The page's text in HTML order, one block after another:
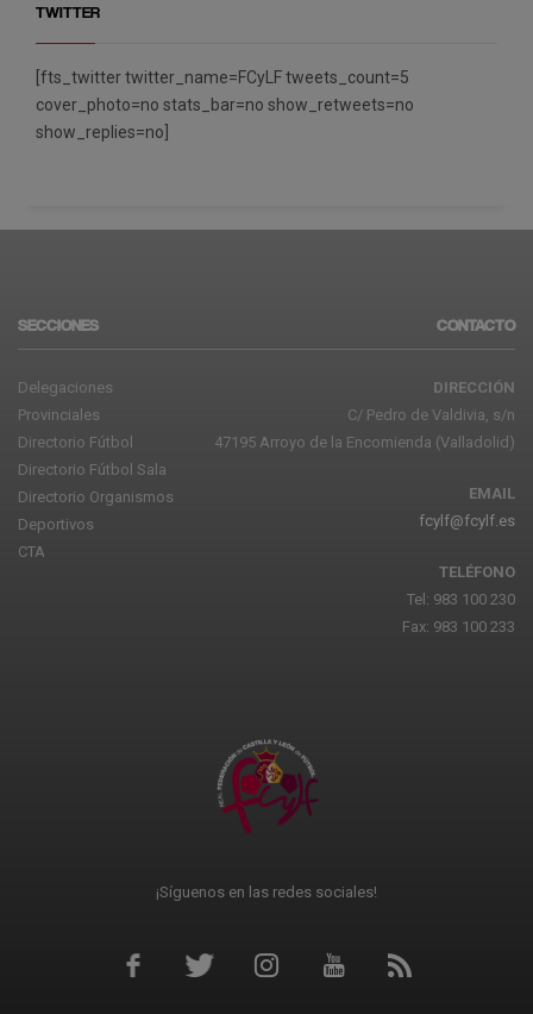
TWITTER
[fts_twitter twitter_name=FCyLF tweets_count=5
cover_photo=no stats_bar=no show_retweets=no
show_replies=no]
SECCIONES
Delegaciones
Provinciales
Directorio Fútbol
Directorio Fútbol Sala
Directorio Organismos
Deportivos
CTA
CONTACTO
DIRECCIÓN
C/ Pedro de Valdivia, s/n
47195 Arroyo de la Encomienda (Valladolid)
EMAIL
fcylf@fcylf.es
TELÉFONO
Tel: 983 100 230
Fax: 983 100 233
¡Síguenos en las redes sociales!